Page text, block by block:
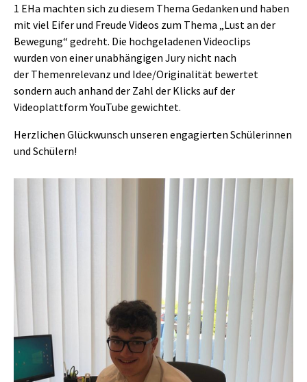
1 EHa machten sich zu diesem Thema Gedanken und haben
mit viel Eifer und Freude Videos zum Thema „Lust an der
Bewegung“ gedreht. Die hochgeladenen Videoclips
wurden von einer unabhängigen Jury nicht nach
der Themenrelevanz und Idee/Originalität bewertet
sondern auch anhand der Zahl der Klicks auf der
Videoplattform YouTube gewichtet.
Herzlichen Glückwunsch unseren engagierten Schülerinnen
und Schülern!